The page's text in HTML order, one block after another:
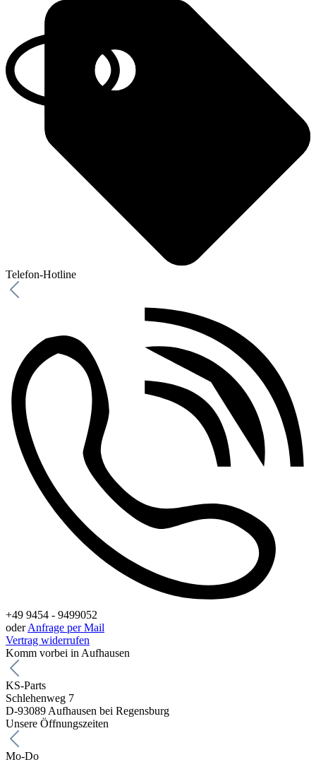
Telefon-Hotline
+49 9454 - 9499052
oderAnfrage per Mail
Vertrag widerrufen
Komm vorbei in Aufhausen
KS-Parts
Schlehenweg 7
D-93089 Aufhausen bei Regensburg
Unsere Öffnungszeiten
Mo-Do